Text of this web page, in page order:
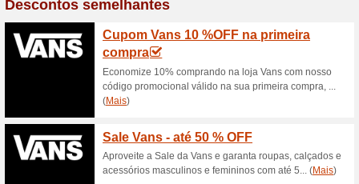
100% funcionou Códigos
Oferecemos 10 % OFF para
o usuário fazer a sua
outras campanhas ativas,